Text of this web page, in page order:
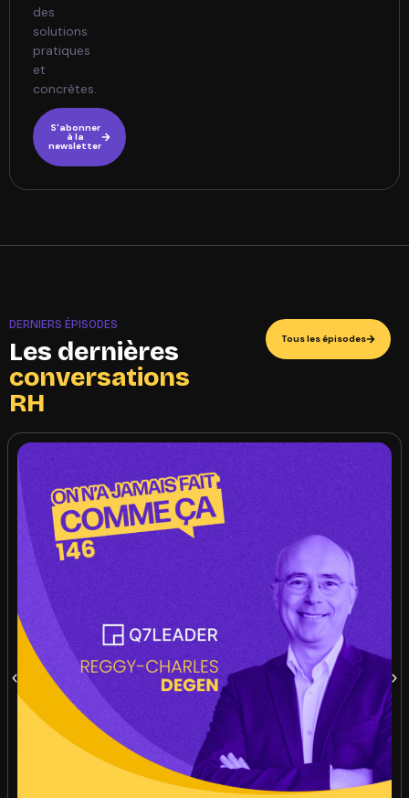
des
solutions
pratiques
et
concrètes.
S'abonner
à la
newsletter
DERNIERS ÉPISODES
Les dernières
conversations
RH
Tous les épisodes